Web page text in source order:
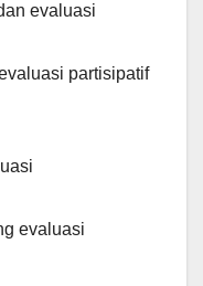
evaluasi
partisipatif
evaluasi